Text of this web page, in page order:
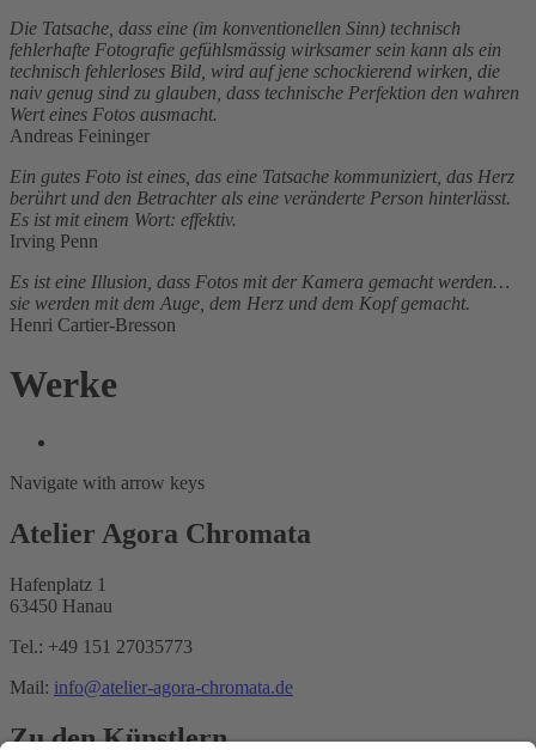
Die Tatsache, dass eine (im konventionellen Sinn) technisch
fehlerhafte Fotografie gefühlsmässig wirksamer sein kann als ein
technisch fehlerloses Bild, wird auf jene schockierend wirken, die
naiv genug sind zu glauben, dass technische Perfektion den wahren
Wert eines Fotos ausmacht.
Andreas Feininger
Ein gutes Foto ist eines, das eine Tatsache kommuniziert, das Herz
berührt und den Betrachter als eine veränderte Person hinterlässt.
Es ist mit einem Wort: effektiv.
Irving Penn
Es ist eine Illusion, dass Fotos mit der Kamera gemacht werden…
sie werden mit dem Auge, dem Herz und dem Kopf gemacht.
Henri Cartier-Bresson
Werke
Navigate with arrow keys
Atelier Agora Chromata
Hafenplatz 1
63450 Hanau
Tel.: +49 151 27035773
Mail: info@atelier-agora-chromata.de
Zu den Künstlern